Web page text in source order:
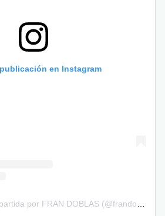
en Instagram
Una publicación compartida por FRAN DOBLAS (@frandoblas_oficial)